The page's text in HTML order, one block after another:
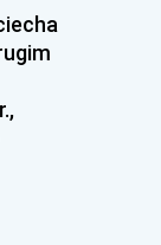
1985
1979